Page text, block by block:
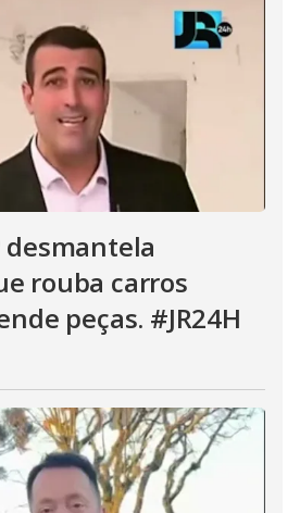
desmantela
rouba carros
peças. #JR24H